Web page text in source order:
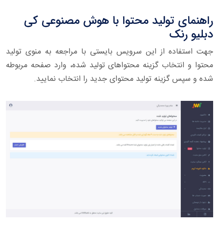
راهنمای تولید محتوا با هوش مصنوعی کی
دبلیو رنک
جهت استفاده از این سرویس بایستی با مراجعه به منوی تولید
محتوا و انتخاب گزینه محتواهای تولید شده، وارد صفحه مربوطه
شده و سپس گزینه تولید محتوای جدید را انتخاب نمایید.